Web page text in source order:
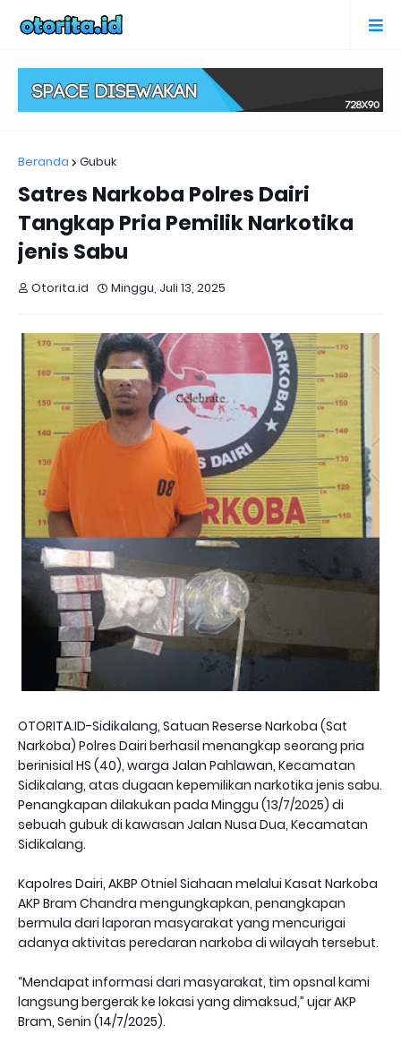
Beranda Gubuk
Satres Narkoba Polres Dairi
Tangkap Pria Pemilik Narkotika
jenis Sabu
Otorita.id Minggu, Juli 13, 2025
OTORITA.ID-Sidikalang, Satuan Reserse Narkoba (Sat
Narkoba) Polres Dairi berhasil menangkap seorang pria
berinisial HS (40), warga Jalan Pahlawan, Kecamatan
Sidikalang, atas dugaan kepemilikan narkotika jenis sabu.
Penangkapan dilakukan pada Minggu (13/7/2025) di
sebuah gubuk di kawasan Jalan Nusa Dua, Kecamatan
Sidikalang.
Kapolres Dairi, AKBP Otniel Siahaan melalui Kasat Narkoba
AKP Bram Chandra mengungkapkan, penangkapan
bermula dari laporan masyarakat yang mencurigai
adanya aktivitas peredaran narkoba di wilayah tersebut.
“Mendapat informasi dari masyarakat, tim opsnal kami
langsung bergerak ke lokasi yang dimaksud,” ujar AKP
Bram, Senin (14/7/2025).